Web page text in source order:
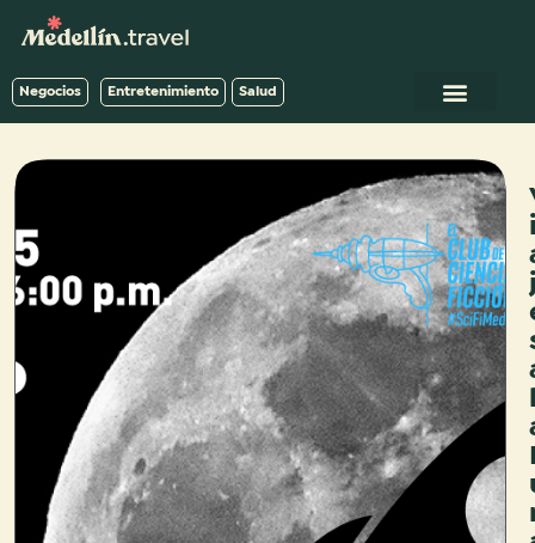
Negocios Entretenimiento Salud